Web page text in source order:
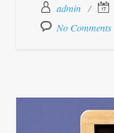
admin
No Comments